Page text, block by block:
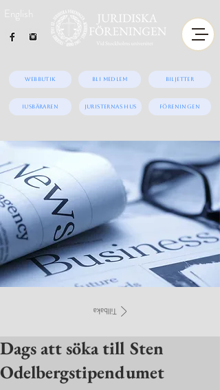
Bli medlem Biljetter
English
Webbutik
iUSBäraren Juristernas hus Föreningen
Dags att söka till Sten
Odelbergstipendumet